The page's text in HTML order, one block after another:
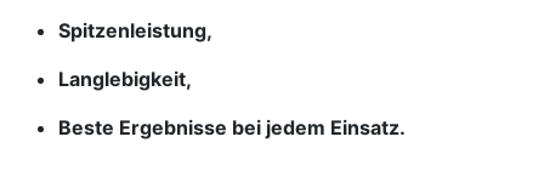
Spitzenleistung,
Langlebigkeit,
Beste Ergebnisse bei jedem Einsatz.